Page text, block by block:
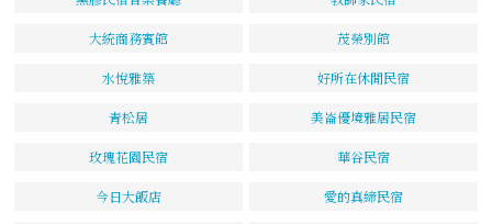
大統商務賓館 茂榮別館
水悅雅築 好所在休閒民宿
青松居 美崙優境雅居民宿
玫瑰花園民宿 華谷民宿
今日大飯店 愛的真締民宿